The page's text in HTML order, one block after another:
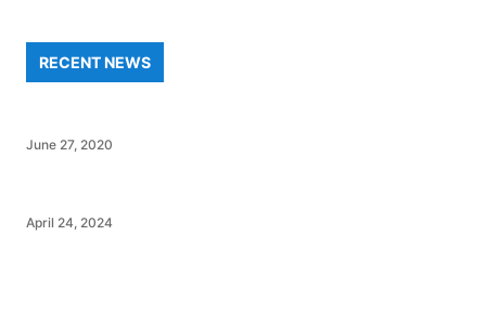
RECENT NEWS
June 27, 2020
April 24, 2024